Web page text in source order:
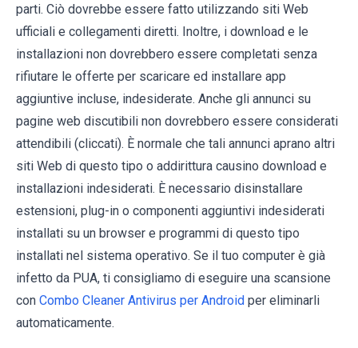
parti. Ciò dovrebbe essere fatto utilizzando siti Web
ufficiali e collegamenti diretti. Inoltre, i download e le
installazioni non dovrebbero essere completati senza
rifiutare le offerte per scaricare ed installare app
aggiuntive incluse, indesiderate. Anche gli annunci su
pagine web discutibili non dovrebbero essere considerati
attendibili (cliccati). È normale che tali annunci aprano altri
siti Web di questo tipo o addirittura causino download e
installazioni indesiderati. È necessario disinstallare
estensioni, plug-in o componenti aggiuntivi indesiderati
installati su un browser e programmi di questo tipo
installati nel sistema operativo. Se il tuo computer è già
infetto da PUA, ti consigliamo di eseguire una scansione
con Combo Cleaner Antivirus per Android per eliminarli
automaticamente.